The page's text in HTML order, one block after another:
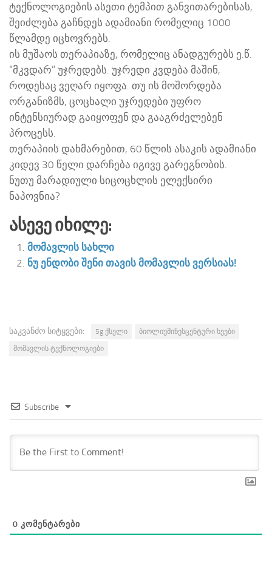
ტექნოლოგიების ასეთი ტემპით განვითარებისას,
შეიძლება გაჩნდეს ადამიანი რომელიც 1000
წლამდე იცხოვრებს.
ის მუშაოს თერაპიაზე, რომელიც ანადგურებს ე.წ.
“მკვდარ” უჯრედებს. უჯრედი კვდება მაშინ,
როდესაც ვეღარ იყოფა. თუ ის მოშორდება
ორგანიზმს, ცოცხალი უჯრედები უფრო
ინტენსიურად გაიყოფენ და გააგრძელებენ
პროცესს.
თერაპიის დახმარებით, 60 წლის ასაკის ადამიანი
კიდევ 30 წელი დარჩება იგივე გარეგნობის.
ნუთუ მარადიული სიცოცხლის ელექსირი
ნაპოვნია?
Ასევე Იხილე:
მომავლის სახლი
ნუ ენდობი შენი თავის მომავლის ვერსიას!
საკვანძო სიტყვები: 5g ქსელი
ბიოლიუმინესცენტური ხეები
მომავლის ტექნოლოგიები
Subscribe
0 ᲙᲝᲛᲔᲜᲢᲐᲠᲔᲑᲘ